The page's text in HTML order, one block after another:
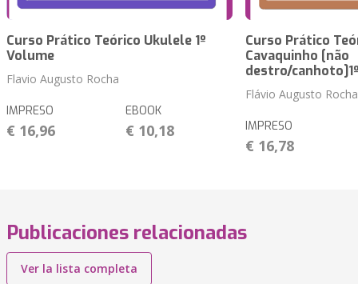
Curso Prático Teórico Ukulele 1º
Volume
Flavio Augusto Rocha
IMPRESO
€ 16,96
EBOOK
€ 10,18
Curso Prático
Cavaquinho [não
destro/
Flávio Augusto Rocha
IMPRESO
€ 16,78
Publicaciones relacionadas
Ver la lista completa